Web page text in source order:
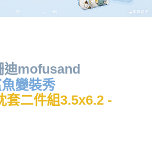
迪mofusand
變裝秀
套二件組3.5x6.2 -